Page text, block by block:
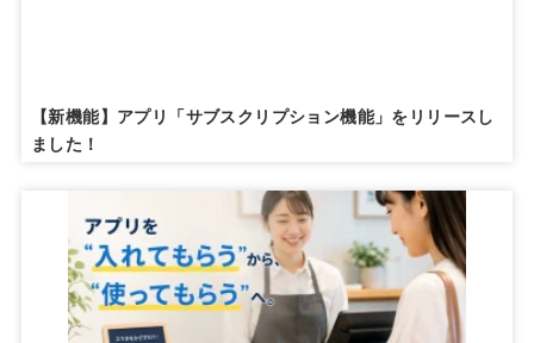
【新機能】アプリ「サブスクリプション機能」をリリースし
ました！